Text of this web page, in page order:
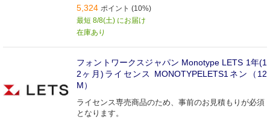
5,324 ポイント (10%)
最短 8/8(土) にお届け
在庫あり
フォントワークスジャパン Monotype LETS 1年(1
2ヶ月)ライセンス MONOTYPELETS1ネン（12
M）
ライセンス専売商品のため、事前のお見積もりが必須
となります。